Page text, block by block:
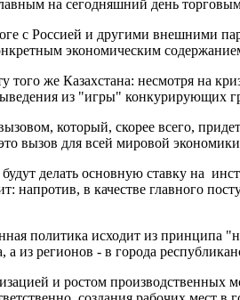
на сегодняшний день
с Россией и другими внешними
экономическим
же Казахстана: несмотря на
из "игры" конкурирующих
который, скорее всего,
вызов для всей мировой
делать основную ставку на
в качестве главного
политика исходит из принципа
из регионов - в города
и ростом